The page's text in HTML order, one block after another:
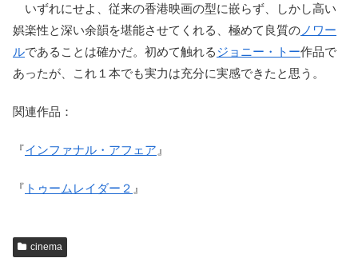
いずれにせよ、従来の香港映画の型に嵌らず、しかし高い
娯楽性と深い余韻を堪能させてくれる、極めて良質の ノワー
ルであることは確かだ。初めて触れるジョニー・トー作品で
あったが、これ１本でも実力は充分に実感できたと思う。
関連作品：
『インファナル・アフェア 』
『 トゥームレイダー２ 』
cinema